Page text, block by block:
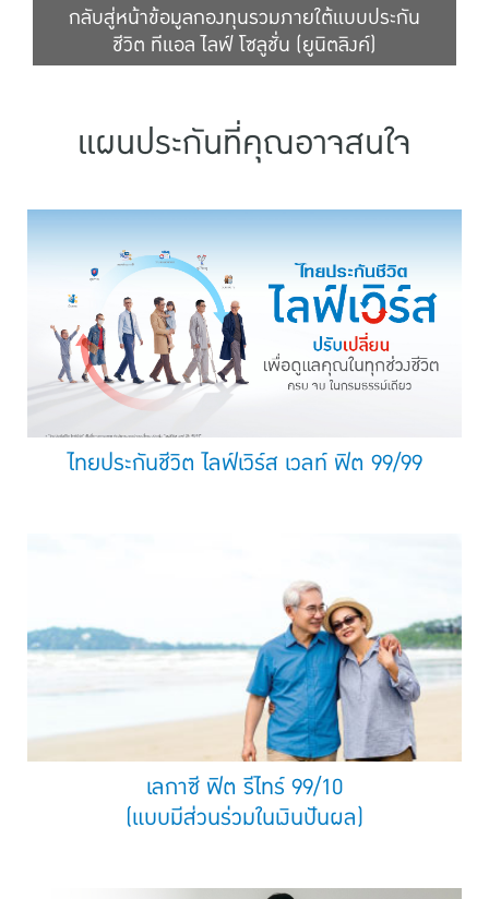
กลับสู่หน้าข้อมูลกองทุนรวมภายใต้แบบประกัน
ชีวิต ทีแอล ไลฟ์ โซลูชั่น (ยูนิตลิงค์)
แผนประกันที่คุณอาจสนใจ
ไทยประกันชีวิต ไลฟ์เวิร์ส เวลท์ ฟิต 99/99
เลกาซี ฟิต รีไทร์ 99/10
(แบบมีส่วนร่วมในเงินปันผล)